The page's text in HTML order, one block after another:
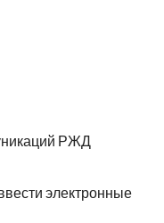
РЖД
электронные